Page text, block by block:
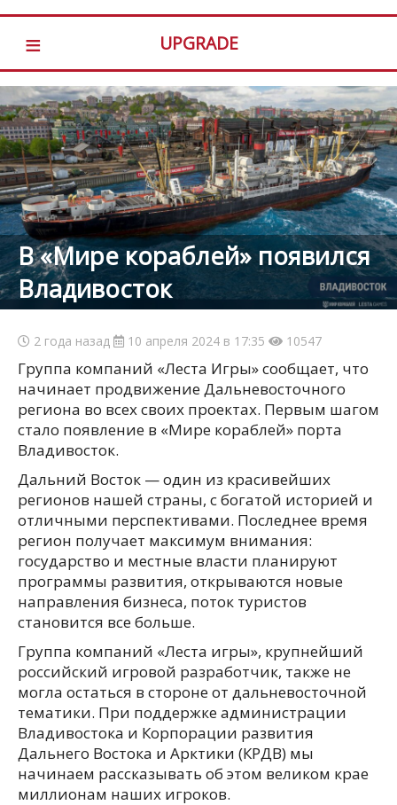
≡ UPGRADE
В «Мире кораблей» появился
Владивосток
2 года назад 10 апреля 2024 в 17:35 10547
Группа компаний «Леста Игры» сообщает, что
начинает продвижение Дальневосточного
региона во всех своих проектах. Первым шагом
стало появление в «Мире кораблей» порта
Владивосток.
Дальний Восток — один из красивейших
регионов нашей страны, с богатой историей и
отличными перспективами. Последнее время
регион получает максимум внимания:
государство и местные власти планируют
программы развития, открываются новые
направления бизнеса, поток туристов
становится все больше.
Группа компаний «Леста игры», крупнейший
российский игровой разработчик, также не
могла остаться в стороне от дальневосточной
тематики. При поддержке администрации
Владивостока и Корпорации развития
Дальнего Востока и Арктики (КРДВ) мы
начинаем рассказывать об этом великом крае
миллионам наших игроков.